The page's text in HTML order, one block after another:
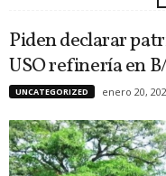
Piden declarar
USO refinería en
UNCATEGORIZED enero 20,